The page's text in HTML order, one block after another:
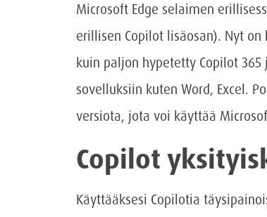
Microsoft Edge selaimen
erillisen Copilot lisäosan). Nyt
kuin paljon hypetetty Copilot
sovelluksiin kuten Word, Excel.
versiota, jota voi käyttää
Copilot
Käyttääksesi Copilotia